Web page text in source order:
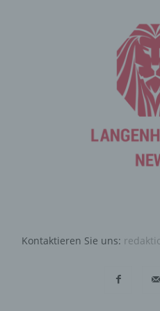
Kontaktieren Sie uns:
Bei der Nutzung dieser
Informationen ziehen wird
betroffene Person. Diese
benötigt, um (1) die Inhalte
auszuliefern, (2) die Inhalte
Funktionsfähigkeit unserer
Systeme und der Technik
Ziel ausgewertet, den
um letztlich ein optimales